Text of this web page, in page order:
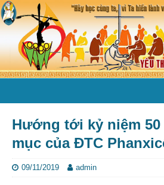
Hướng tới kỷ niệm
mục của ĐTC
09/11/2019 admin